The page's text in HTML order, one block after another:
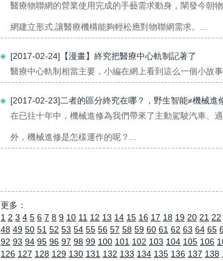
醫療物聯網的營業使用完成的手藝需求動身，闡發今朝
網建立形式,讓醫療機構能夠輕松應對物聯網需求。...
[2017-02-24]【漫畫】終究把醫療中心軌制記著了
醫療中心軌制相當主要，小編在網上看到這么一個小故
[2017-02-23]二者的區分終究在哪？，野生智能≠機械進
在已往十年中，機械進修為我們帶來了主動駕駛汽車、
外，機械進修是怎樣運作的呢？...
更多：
1 2 3 4 5 6 7 8 9 10 11 12 13 14 15 16 17 18 19 20 21 22
48 49 50 51 52 53 54 55 56 57 58 59 60 61 62 63 64 65
92 93 94 95 96 97 98 99 100 101 102 103 104 105 106
126 127 128 129 130 131 132 133 134 135 136 137 138